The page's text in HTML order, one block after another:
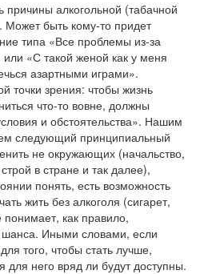
причины алкогольной (табачной
Может быть кому-то придет
типа «Все проблемы из-за
или «С такой женой как у меня
азартными играми».
точки зрения: чтобы жизнь
что-то вовне, должны
и обстоятельства». Нашим
следующий принципиальный
не окружающих (начальство,
в стране и так далее),
понять, есть возможность
жить без алкоголя (сигарет,
понимает, как правило,
шанса. Иными словами, если
того, чтобы стать лучше,
для него вряд ли будут доступны.